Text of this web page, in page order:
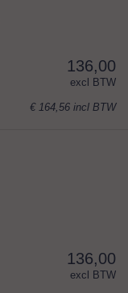
136,00
excl BTW
€ 164,56 incl BTW
136,00
excl BTW